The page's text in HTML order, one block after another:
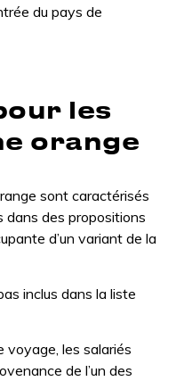
du pays de
les
orange
sont caractérisés
dans des propositions
d’un variant de la
inclus dans la liste
voyage, les salariés
de l’un des